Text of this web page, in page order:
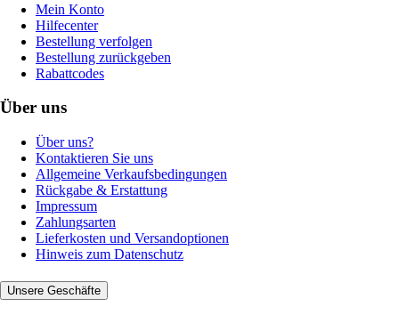
Mein Konto
Hilfecenter
Bestellung verfolgen
Bestellung zurückgeben
Rabattcodes
Über uns
Über uns?
Kontaktieren Sie uns
Allgemeine Verkaufsbedingungen
Rückgabe & Erstattung
Impressum
Zahlungsarten
Lieferkosten und Versandoptionen
Hinweis zum Datenschutz
Unsere Geschäfte